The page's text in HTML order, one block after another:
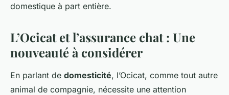
domestique à part entière.
L’Ocicat et l’assurance chat : Une
nouveauté à considérer
En parlant de domesticité, l’Ocicat, comme tout autre
animal de compagnie, nécessite une attention